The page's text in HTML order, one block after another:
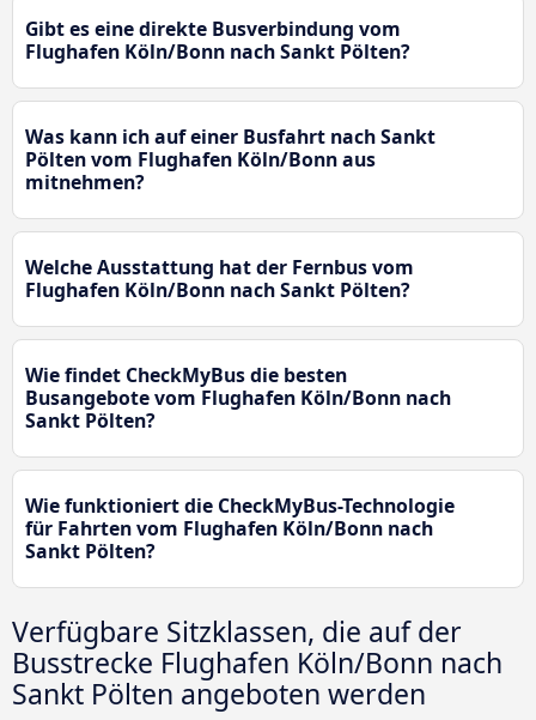
Gibt es eine direkte Busverbindung vom
Flughafen Köln/Bonn nach Sankt Pölten?
Was kann ich auf einer Busfahrt nach Sankt
Pölten vom Flughafen Köln/Bonn aus
mitnehmen?
Welche Ausstattung hat der Fernbus vom
Flughafen Köln/Bonn nach Sankt Pölten?
Wie findet CheckMyBus die besten
Busangebote vom Flughafen Köln/Bonn nach
Sankt Pölten?
Wie funktioniert die CheckMyBus-Technologie
für Fahrten vom Flughafen Köln/Bonn nach
Sankt Pölten?
Verfügbare Sitzklassen, die auf der
Busstrecke Flughafen Köln/Bonn nach
Sankt Pölten angeboten werden